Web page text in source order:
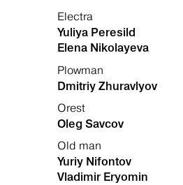
Electra
Yuliya Peresild
Elena Nikolayeva
Plowman
Dmitriy Zhuravlyov
Orest
Oleg Savcov
Old man
Yuriy Nifontov
Vladimir Eryomin